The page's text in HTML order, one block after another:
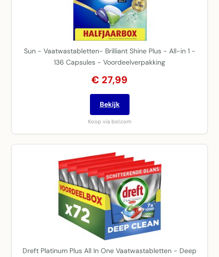
Sun - Vaatwastabletten- Brilliant Shine Plus - All-in 1 -
136 Capsules - Voordeelverpakking
€ 27,99
Bekijk
Koop via bol.com
Dreft Platinum Plus All In One Vaatwastabletten - Deep